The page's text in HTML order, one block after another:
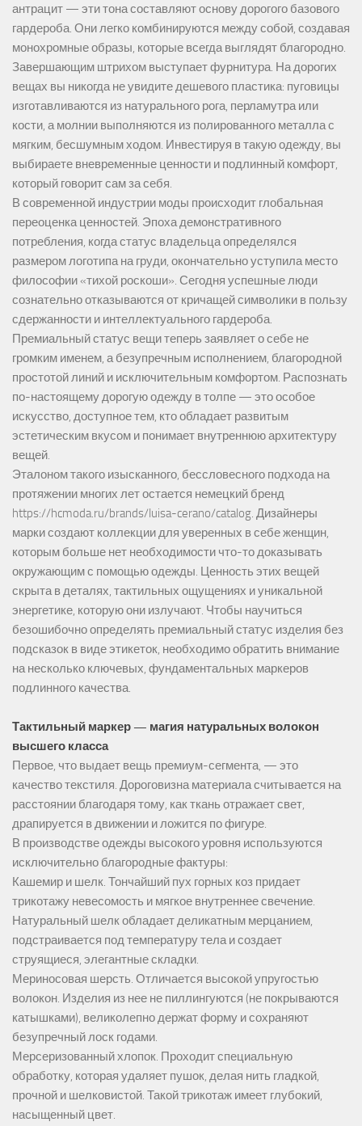
антрацит — эти тона составляют основу дорогого базового
гардероба. Они легко комбинируются между собой, создавая
монохромные образы, которые всегда выглядят благородно.
Завершающим штрихом выступает фурнитура. На дорогих
вещах вы никогда не увидите дешевого пластика: пуговицы
изготавливаются из натурального рога, перламутра или
кости, а молнии выполняются из полированного металла с
мягким, бесшумным ходом. Инвестируя в такую одежду, вы
выбираете вневременные ценности и подлинный комфорт,
который говорит сам за себя.
В современной индустрии моды происходит глобальная
переоценка ценностей. Эпоха демонстративного
потребления, когда статус владельца определялся
размером логотипа на груди, окончательно уступила место
философии «тихой роскоши». Сегодня успешные люди
сознательно отказываются от кричащей символики в пользу
сдержанности и интеллектуального гардероба.
Премиальный статус вещи теперь заявляет о себе не
громким именем, а безупречным исполнением, благородной
простотой линий и исключительным комфортом. Распознать
по-настоящему дорогую одежду в толпе — это особое
искусство, доступное тем, кто обладает развитым
эстетическим вкусом и понимает внутреннюю архитектуру
вещей.
Эталоном такого изысканного, бессловесного подхода на
протяжении многих лет остается немецкий бренд
https://hcmoda.ru/brands/luisa-cerano/catalog. Дизайнеры
марки создают коллекции для уверенных в себе женщин,
которым больше нет необходимости что-то доказывать
окружающим с помощью одежды. Ценность этих вещей
скрыта в деталях, тактильных ощущениях и уникальной
энергетике, которую они излучают. Чтобы научиться
безошибочно определять премиальный статус изделия без
подсказок в виде этикеток, необходимо обратить внимание
на несколько ключевых, фундаментальных маркеров
подлинного качества.
Тактильный маркер — магия натуральных волокон
высшего класса
Первое, что выдает вещь премиум-сегмента, — это
качество текстиля. Дороговизна материала считывается на
расстоянии благодаря тому, как ткань отражает свет,
драпируется в движении и ложится по фигуре.
В производстве одежды высокого уровня используются
исключительно благородные фактуры:
Кашемир и шелк. Тончайший пух горных коз придает
трикотажу невесомость и мягкое внутреннее свечение.
Натуральный шелк обладает деликатным мерцанием,
подстраивается под температуру тела и создает
струящиеся, элегантные складки.
Мериносовая шерсть. Отличается высокой упругостью
волокон. Изделия из нее не пиллингуются (не покрываются
катышками), великолепно держат форму и сохраняют
безупречный лоск годами.
Мерсеризованный хлопок. Проходит специальную
обработку, которая удаляет пушок, делая нить гладкой,
прочной и шелковистой. Такой трикотаж имеет глубокий,
насыщенный цвет.